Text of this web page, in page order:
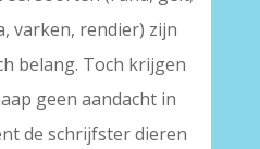
varken, rendier) zijn
belang. Toch krijgen
geen aandacht in
de schrijfster dieren